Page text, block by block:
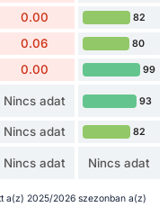
0.00 82
0.06 80
0.00 99
Nincs adat 93
Nincs adat 82
Nincs adat Nincs adat
a(z) 2025/2026 szezonban a(z)